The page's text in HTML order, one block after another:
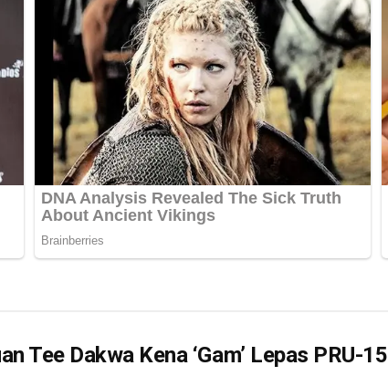
Tee Dakwa Kena ‘Gam’ Lepas PRU-15